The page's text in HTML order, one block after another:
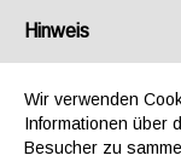
Hinweis
Wir verwenden
Informationen über
Besucher zu